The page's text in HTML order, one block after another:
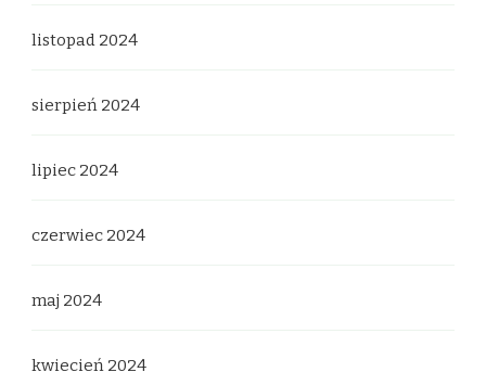
listopad 2024
sierpień 2024
lipiec 2024
czerwiec 2024
maj 2024
kwiecień 2024